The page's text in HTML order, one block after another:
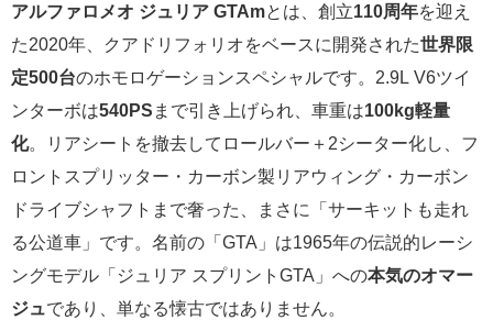
アルファロメオ ジュリア GTAmとは、創立110周年を迎え
た2020年、クアドリフォリオをベースに開発された世界限
定500台のホモロゲーションスペシャルです。2.9L V6ツイ
ンターボは540PS まで引き上げられ、車重は100kg軽量
化。リアシートを撤去してロールバー＋2シーター化し、フ
ロントスプリッター・カーボン製リアウィング・カーボン
ドライブシャフトまで奢った、まさに「サーキットも走れ
る公道車」です。名前の「GTA」は1965年の伝説的レーシ
ングモデル「ジュリア スプリントGTA」への本気のオマー
ジュ であり、単なる懐古ではありません。